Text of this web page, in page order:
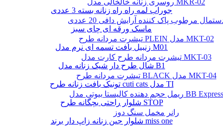
روسری زنانه خالخالی مدل MKR-02
مرطوب پاک کننده آرایش دافی 20 عددی
تیشرت مردانه طرح PLEIN مدل MKT-02
تیشرت مردانه طرح کارت مدل MKT-03
تیشرت مردانه طرح BLACK مدل MKT-04
ریمل حجم دهنده کالیستا بیوتی مدل BB Express
رانر مخمل سنگ دوز
جوراب لمه راه راه زنانه بسته 3 عددی
ماسک ورقه ای چای سبز
زنبیل بافت تسمه ای نرم مدل M01
شال طرح دار شیک زنانه مدل B1
تونیک بافت زنانه طرح cuti cats مدل TI
شلوار راحتی بچگانه طرح STOP
شلوار جین زنانه زاپ دار برند miss one